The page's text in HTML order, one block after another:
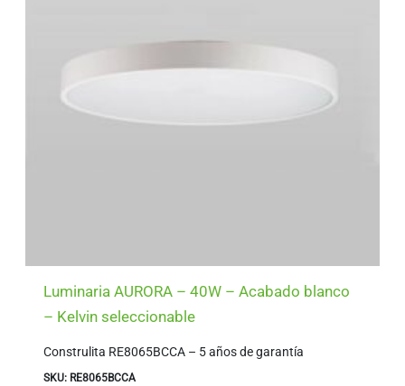
Luminaria AURORA – 40W – Acabado blanco
– Kelvin seleccionable
Construlita RE8065BCCA – 5 años de garantía
SKU: RE8065BCCA